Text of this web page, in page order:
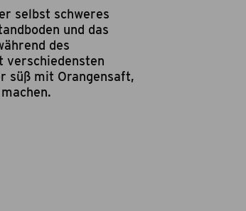
selbst schweres
und das
des
verschiedensten
süß mit Orangensaft,